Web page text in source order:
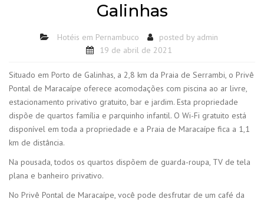
Galinhas
Hotéis em Pernambuco posted by admin
19 de abril de 2021
Situado em Porto de Galinhas, a 2,8 km da Praia de Serrambi, o Privê
Pontal de Maracaípe oferece acomodações com piscina ao ar livre,
estacionamento privativo gratuito, bar e jardim. Esta propriedade
dispõe de quartos família e parquinho infantil. O Wi-Fi gratuito está
disponível em toda a propriedade e a Praia de Maracaípe fica a 1,1
km de distância.
Na pousada, todos os quartos dispõem de guarda-roupa, TV de tela
plana e banheiro privativo.
No Privê Pontal de Maracaípe, você pode desfrutar de um café da